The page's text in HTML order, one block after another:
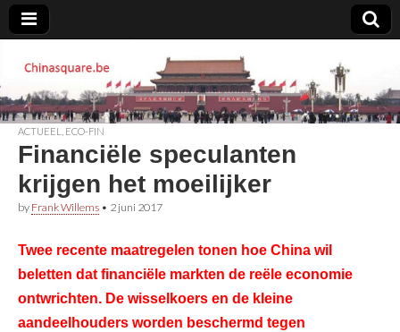
Chinasquare.be
ACTUEEL ECO-FIN
Financiële speculanten
krijgen het moeilijker
by Frank Willems • 2 juni 2017
Twee recente maatregelen tonen hoe China wil
beletten dat financiële markten de reële economie
ontwrichten. De wisselkoers en de kleine
aandeelhouders worden beschermd tegen